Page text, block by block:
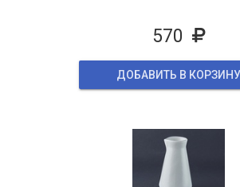
570
ДОБАВИТЬ В КОРЗИНУ